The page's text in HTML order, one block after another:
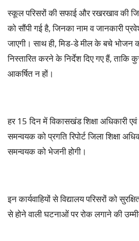
स्कूल परिसरों की सफाई और रखरखाव की
को सौंपी गई है, जिनका नाम व जानकारी
जाएगी। साथ ही, मिड-डे मील के बचे भोजन
निस्तारित करने के निर्देश दिए गए हैं, ताकि
आकर्षित न हों।
हर 15 दिन में विकासखंड शिक्षा अधिकारी
समन्वयक को प्रगति रिपोर्ट जिला शिक्षा
समन्वयक को भेजनी होगी।
इन कार्यवाहियों से विद्यालय परिसरों को
से होने वाली घटनाओं पर रोक लगाने की